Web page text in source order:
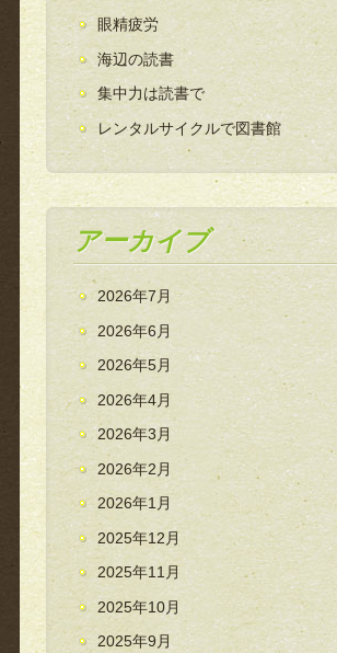
眼精疲労
海辺の読書
集中力は読書で
レンタルサイクルで図書館
アーカイブ
2026年7月
2026年6月
2026年5月
2026年4月
2026年3月
2026年2月
2026年1月
2025年12月
2025年11月
2025年10月
2025年9月